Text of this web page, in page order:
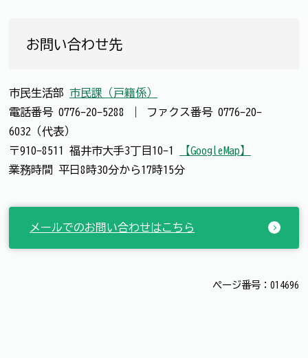
お問い合わせ先
市民生活部 市民課（戸籍係）
電話番号 0776-20-5288 ファクス番号 0776-20-
6032（代表）
〒910-8511 福井市大手3丁目10-1
【GoogleMap】
業務時間 平日8時30分から17時15分
メールでのお問い合わせはこちら
ページ番号：014696